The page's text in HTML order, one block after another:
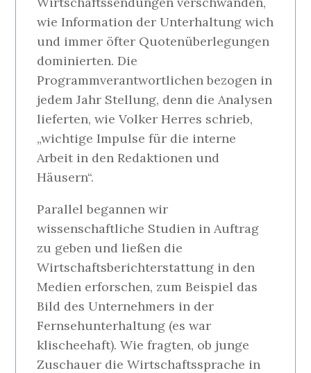
wie Information der Unterhaltung wich
und immer öfter Quotenüberlegungen
dominierten. Die
Programmverantwortlichen bezogen in
jedem Jahr Stellung, denn die Analysen
lieferten, wie Volker Herres schrieb,
„wichtige Impulse für die interne
Arbeit in den Redaktionen und
Häusern“.
Parallel begannen wir
wissenschaftliche Studien in Auftrag
zu geben und ließen die
Wirtschaftsberichterstattung in den
Medien erforschen, zum Beispiel das
Bild des Unternehmers in der
Fernsehunterhaltung (es war
klischeehaft). Wie fragten, ob junge
Zuschauer die Wirtschaftssprache in